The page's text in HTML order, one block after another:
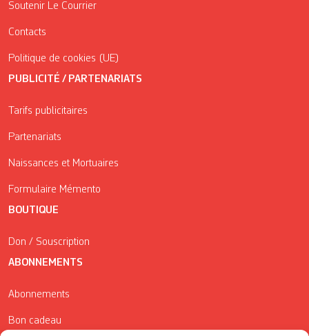
Soutenir Le Courrier
Contacts
Politique de cookies (UE)
PUBLICITÉ / PARTENARIATS
Tarifs publicitaires
Partenariats
Naissances et Mortuaires
Formulaire Mémento
BOUTIQUE
Don / Souscription
ABONNEMENTS
Abonnements
Bon cadeau